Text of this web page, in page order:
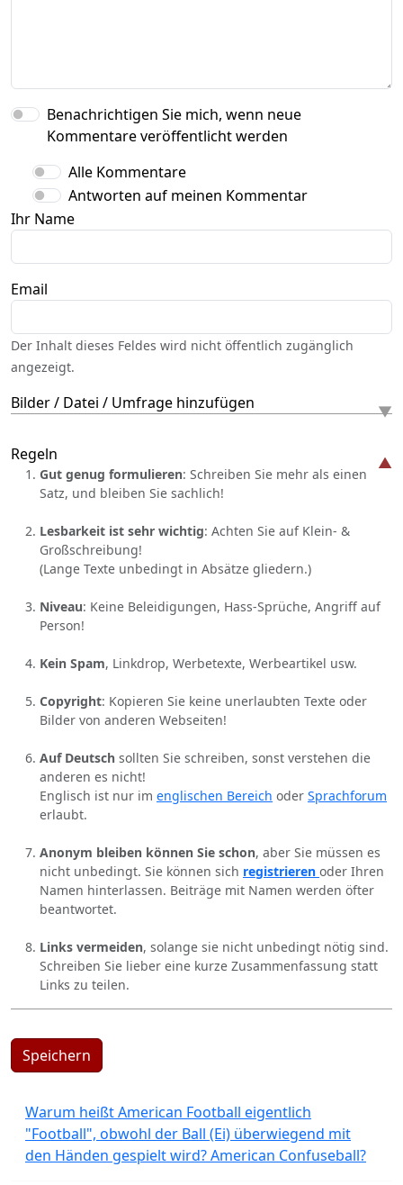
Benachrichtigen Sie mich, wenn neue
Kommentare veröffentlicht werden
Alle Kommentare
Antworten auf meinen Kommentar
Ihr Name
Email
Der Inhalt dieses Feldes wird nicht öffentlich zugänglich
angezeigt.
Bilder / Datei / Umfrage hinzufügen
Regeln
Gut genug formulieren: Schreiben Sie mehr als einen
Satz, und bleiben Sie sachlich!
Lesbarkeit ist sehr wichtig: Achten Sie auf Klein- &
Großschreibung!
(Lange Texte unbedingt in Absätze gliedern.)
Niveau: Keine Beleidigungen, Hass-Sprüche, Angriff auf
Person!
Kein Spam, Linkdrop, Werbetexte, Werbeartikel usw.
Copyright: Kopieren Sie keine unerlaubten Texte oder
Bilder von anderen Webseiten!
Auf Deutsch sollten Sie schreiben, sonst verstehen die
anderen es nicht!
Englisch ist nur im englischen Bereich oder Sprachforum
erlaubt.
Anonym bleiben können Sie schon, aber Sie müssen es
nicht unbedingt. Sie können sich registrieren oder Ihren
Namen hinterlassen. Beiträge mit Namen werden öfter
beantwortet.
Links vermeiden, solange sie nicht unbedingt nötig sind.
Schreiben Sie lieber eine kurze Zusammenfassung statt
Links zu teilen.
Speichern
Warum heißt American Football eigentlich
"Football", obwohl der Ball (Ei) überwiegend mit
den Händen gespielt wird? American Confuseball?